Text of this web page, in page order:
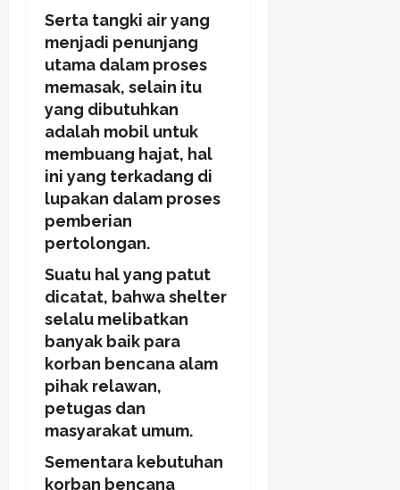
Serta tangki air yang
menjadi penunjang
utama dalam proses
memasak, selain itu
yang dibutuhkan
adalah mobil untuk
membuang hajat, hal
ini yang terkadang di
lupakan dalam proses
pemberian
pertolongan.
Suatu hal yang patut
dicatat, bahwa shelter
selalu melibatkan
banyak baik para
korban bencana alam
pihak relawan,
petugas dan
masyarakat umum.
Sementara kebutuhan
korban bencana